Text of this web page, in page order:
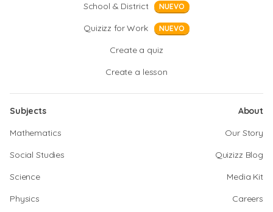
School & District
NUEVO
Quizizz for Work NUEVO
Create a quiz
Create a lesson
Subjects
Mathematics
Social Studies
Science
Physics
About
Our Story
Quizizz Blog
Media Kit
Careers